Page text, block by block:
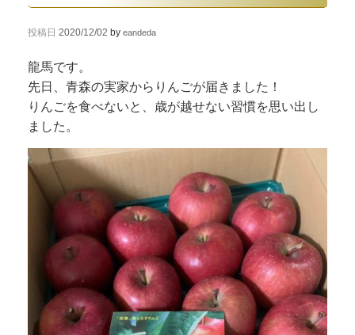
投稿日 2020/12/02 by eandeda
龍馬です。
先日、青森の実家からりんごが届きました！
りんごを食べないと、歳が越せない習慣を思い出し
ました。